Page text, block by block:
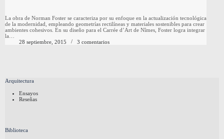
La obra de Norman Foster se caracteriza por su enfoque en la actualización tecnológica
de la modernidad, empleando geometrías rectilíneas y materiales sostenibles para crear
ambientes cohesivos. En su diseño para el Carrée d’Art de Nîmes, Foster logra integrar
la…
28 septiembre, 2015
3 comentarios
Arquitectura
Ensayos
Reseñas
Biblioteca